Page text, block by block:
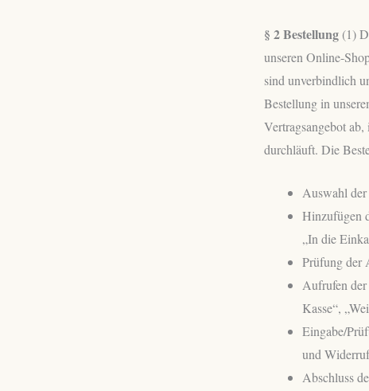
§ 2 Bestellung (1)
unseren Online-
sind unverbindlich
Bestellung in
Vertragsangebot
durchläuft. Die
Auswahl der
Hinzufügen
„In die
Prüfung der
Aufrufen der
Kasse“,
Eingabe/
und
Abschluss